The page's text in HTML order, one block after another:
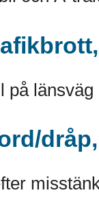
på länsväg